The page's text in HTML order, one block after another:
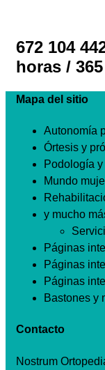
672 104
horas /
Mapa del sitio
Autonomía
Órtesis y
Podología y
Mundo
y mucho
Páginas
Páginas
Páginas
Bastones y
Contacto
Nostrum